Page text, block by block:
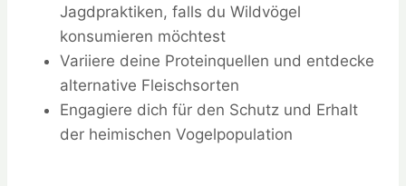
Jagdpraktiken, falls du Wildvögel
konsumieren möchtest
Variiere deine Proteinquellen und entdecke
alternative Fleischsorten
Engagiere dich für den Schutz und Erhalt
der heimischen Vogelpopulation